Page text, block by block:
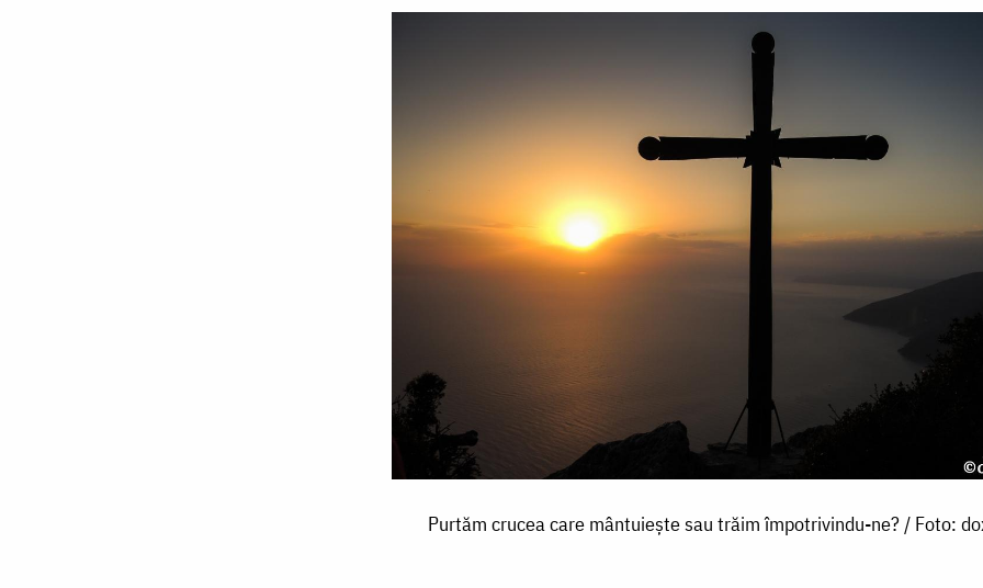
Purtăm crucea care mântuiește sau trăim împotrivindu-ne? / Foto: